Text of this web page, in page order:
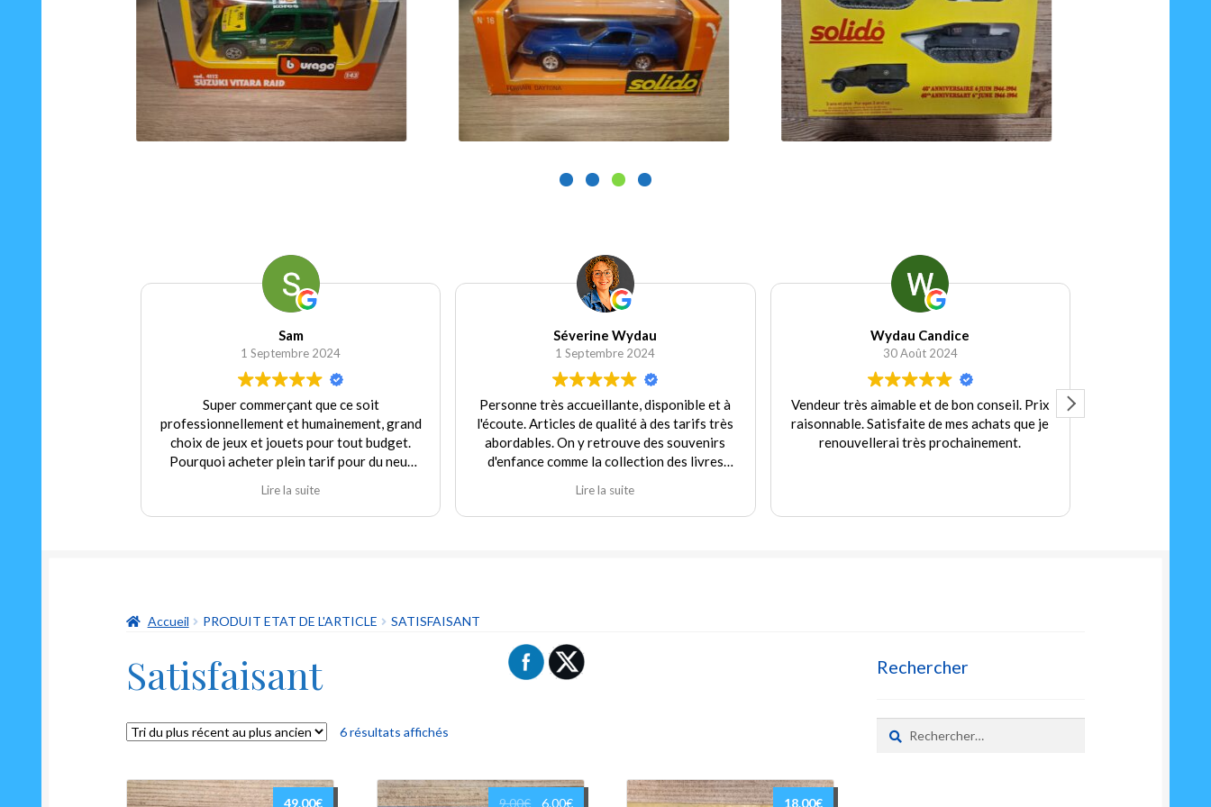
Ajouter au panier
25.00
Ajouter au panier 130.00
Ajouter au panier
75.00
Ajouter au panier
Sam
1 Septembre 2024
Super commerçant que ce soit
professionnellement et humainement, grand
choix de jeux et jouets pour tout budget.
Pourquoi acheter plein tarif pour du neuf
magasin de l'occasion en parfait état à prix
modéré! Encore merci au gérant qui
Lire la suite
Séverine Wydau
1 Septembre 2024
Personne très accueillante, disponible et à
l'écoute. Articles de qualité à des tarifs très
abordables. On y retrouve des souvenirs
d'enfance comme la collection des livres
expérience tant en achat qu'en vente. Je
recommande fortement ce commerçant.
Lire la suite
Wydau Candice
30 Août 2024
Vendeur très aimable et de bon conseil. Prix
raisonnable. Satisfaite de mes achats que je
renouvellerai très prochainement.
Accueil PRODUIT ETAT DE L'ARTICLE SATISFAISANT
Satisfaisant
6 résultats affichés
récent
49.00€ 9.00€
Le6.00€Le
18.00€
Rechercher
Rechercher :